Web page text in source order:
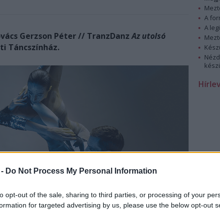
Do Not Process My Personal Information
opt-out of the sale, sharing to third parties, or processing of your
for targeted advertising by us, please use the below opt-out
Gerzson Péter // TranzDanzAz utolsó
Táncszínház.
A
A